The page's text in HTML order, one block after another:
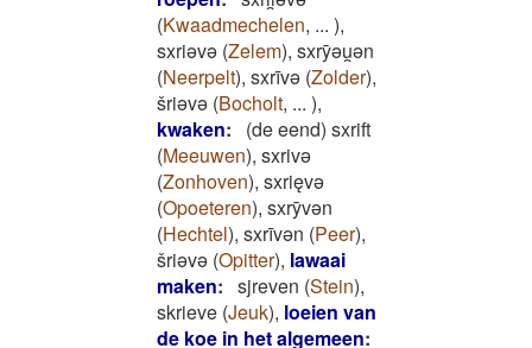
(Kwaadmechelen, ... ),
sxriǝvǝ (Zelem), sxrȳǝu̯ǝn
(Neerpelt), sxrīvǝ (Zolder),
šriǝvǝ (Bocholt, ... ),
kwaken:
(de eend) sxrift
(Meeuwen), sxrivǝ
(Zonhoven), sxrięvǝ
(Opoeteren), sxrȳvǝn
(Hechtel), sxrīvǝn (Peer),
šriǝvǝ (Opitter), lawaai
maken: sjreven (Stein),
skrieve (Jeuk), loeien van
de koe in het algemeen: